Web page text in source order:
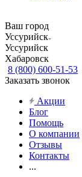
Ваш город
Уссурийск
Уссурийск
Хабаровск
8 (800) 600-51-53
Заказать звонок
Акции
Блог
Помощь
О компании
Отзывы
Контакты
...